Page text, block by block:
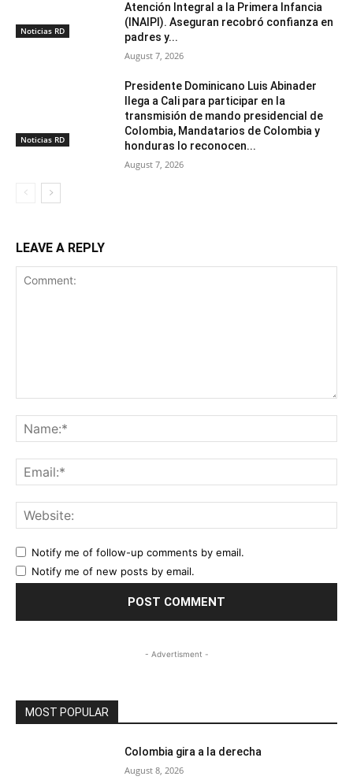
Noticias RD
Atención Integral a la Primera Infancia
(INAIPI). Aseguran recobró confianza en
padres y...
August 7, 2026
Noticias RD
Presidente Dominicano Luis Abinader
llega a Cali para participar en la
transmisión de mando presidencial de
Colombia, Mandatarios de Colombia y
honduras lo reconocen...
August 7, 2026
LEAVE A REPLY
Notify me of follow-up comments by email.
Notify me of new posts by email.
- Advertisment -
MOST POPULAR
Colombia gira a la derecha
August 8, 2026